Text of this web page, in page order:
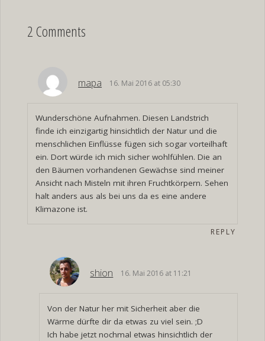
2 Comments
mapa 16. Mai 2016 at 05:30
Wunderschöne Aufnahmen. Diesen Landstrich
finde ich einzigartig hinsichtlich der Natur und die
menschlichen Einflüsse fügen sich sogar vorteilhaft
ein. Dort würde ich mich sicher wohlfühlen. Die an
den Bäumen vorhandenen Gewächse sind meiner
Ansicht nach Misteln mit ihren Fruchtkörpern. Sehen
halt anders aus als bei uns da es eine andere
Klimazone ist.
REPLY
shion 16. Mai 2016 at 11:21
Von der Natur her mit Sicherheit aber die
Wärme dürfte dir da etwas zu viel sein. ;D
Ich habe jetzt nochmal etwas hinsichtlich der